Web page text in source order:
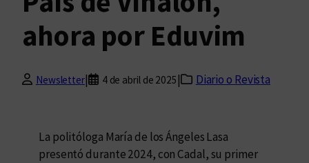
ahora por Eduvim
Newsletter| 4 de abril de 2025 | Diario o Revista
La politóloga María de los Ángeles Lasa
presentó durante 2024, con Cadal, su primer